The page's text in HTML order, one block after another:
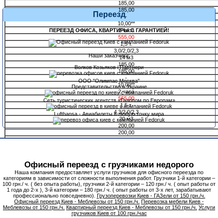
185,00
185,00
-
10,00**
2 часа
555,00
1,5 т.
3,0/2,0/2,3
14 м3
185,00
185,00
-
10,00**
2 часа
555,00
1,5 т.
4,3/2,0/2,3
20 м3
200,00
200,00
-
3,5 т.
4,3/2,0/2,3
20 м3
250,00
250,00
250,00
дог.
3 часа
Переезд
ПЕРЕЕЗД ОФИСА, КВАРТИРЫ С ГАРАНТИЕЙ!
Наши заказчики:
Волков Козьяков і Партнери
ООО "Олимпас Москва"
Представительство в Украине
Сеть туристических агентств «Галопом по Европам»
Lufthansa - Авиабилеты в любую точку мира
Офисный переезд с грузчиками недорого
Наша компания предоставляет услуги грузчиков для офисного переезда по
категориям в зависимости от сложности выполнения работ. Грузчики 1-й категории –
100 грн./ ч. ( без опыта работы), грузчики 2-й категории – 120 грн./ ч. ( опыт работы от
1 года до 2-х ), 3-й категории – 180 грн./ ч. ( опыт работы от 3-х лет, зарабатывают
профессионально повседневно). Грузоперевозки Киев - ГАЗели от 150 грн./ч.
Офисный переезд Киев - Меблевозы от 150 грн./ч. Перевозка мебели Киев -
Меблевозы от 150 грн./ч. Квартирный переезд Киев - Меблевозы от 150 грн./ч. Услуги
грузчиков Киев от 100 грн./час